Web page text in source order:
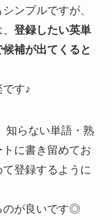
ンプルですが、
登録したい英単
補が出てくると
す♪
知らない単語・熟
に書き留めてお
登録するように
のが良いです◎